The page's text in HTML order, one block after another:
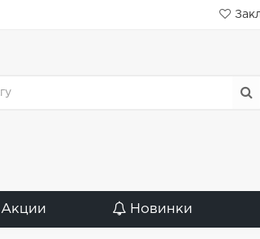
Акции Новинки